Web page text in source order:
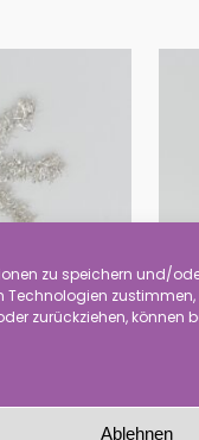
zu speichern und/
zurückziehen,
Ablehnen
8 cm(10)